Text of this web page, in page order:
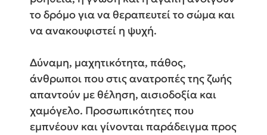
το δρόμο για να θεραπευτεί το σώμα και
να ανακουφιστεί η ψυχή.
Δύναμη, μαχητικότητα, πάθος,
άνθρωποι που στις ανατροπές της ζωής
απαντούν με θέληση, αισιοδοξία και
χαμόγελο. Προσωπικότητες που
εμπνέουν και γίνονται παράδειγμα προς